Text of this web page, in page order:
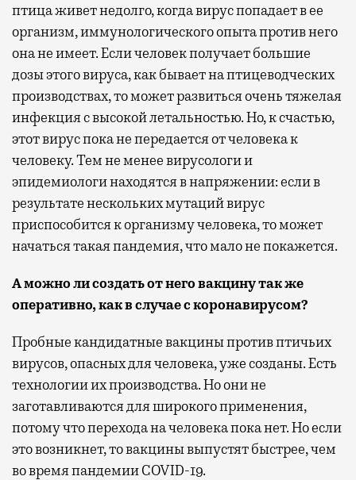
птица живет недолго, когда вирус попадает в ее
организм, иммунологического опыта против него
она не имеет. Если человек получает большие
дозы этого вируса, как бывает на птицеводческих
производствах, то может развиться очень тяжелая
инфекция с высокой летальностью. Но, к счастью,
этот вирус пока не передается от человека к
человеку. Тем не менее вирусологи и
эпидемиологи находятся в напряжении: если в
результате нескольких мутаций вирус
приспособится к организму человека, то может
начаться такая пандемия, что мало не покажется.
А можно ли создать от него вакцину так же
оперативно, как в случае с коронавирусом?
Пробные кандидатные вакцины против птичьих
вирусов, опасных для человека, уже созданы. Есть
технологии их производства. Но они не
заготавливаются для широкого применения,
потому что перехода на человека пока нет. Но если
это возникнет, то вакцины выпустят быстрее, чем
во время пандемии COVID-19.